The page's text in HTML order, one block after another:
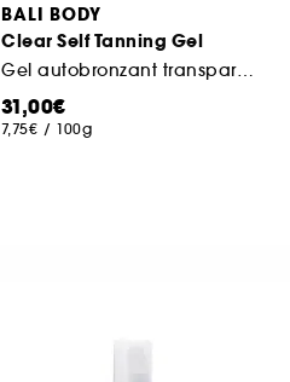
BALI BODY
Clear Self Tanning Gel
Gel autobronzant transparent
31,00€
7,75€ / 100g